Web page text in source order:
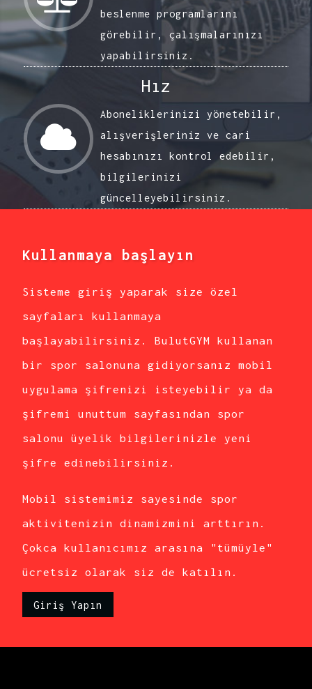
beslenme programlarını
görebilir, çalışmalarınızı
yapabilirsiniz.
Hız
Aboneliklerinizi yönetebilir,
alışverişleriniz ve cari
hesabınızı kontrol edebilir,
bilgilerinizi
güncelleyebilirsiniz.
Kullanmaya başlayın
Sisteme giriş yaparak size özel
sayfaları kullanmaya
başlayabilirsiniz. BulutGYM kullanan
bir spor salonuna gidiyorsanız mobil
uygulama şifrenizi isteyebilir ya da
şifremi unuttum sayfasından spor
salonu üyelik bilgilerinizle yeni
şifre edinebilirsiniz.
Mobil sistemimiz sayesinde spor
aktivitenizin dinamizmini arttırın.
Çokca kullanıcımız arasına "tümüyle"
ücretsiz olarak siz de katılın.
Giriş Yapın